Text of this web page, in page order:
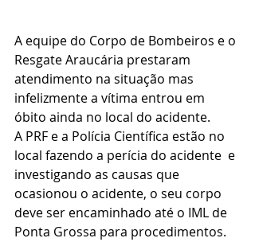
A equipe do Corpo de Bombeiros e o
Resgate Araucária prestaram
atendimento na situação mas
infelizmente a vítima entrou em
óbito ainda no local do acidente.
A PRF e a Polícia Científica estão no
local fazendo a perícia do acidente  e
investigando as causas que
ocasionou o acidente, o seu corpo
deve ser encaminhado até o IML de
Ponta Grossa para procedimentos.